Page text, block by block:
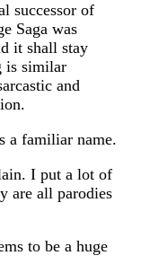
successor of
Saga was
it shall stay
is similar
and
a familiar name.
I put a lot of
are all parodies
to be a huge